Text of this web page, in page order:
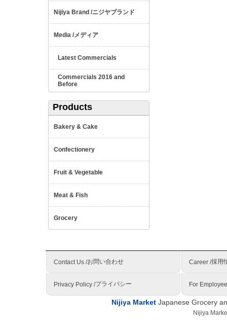
Nijiya Brand /ニジヤブランド
Media / メディア
Latest Commercials
Commercials 2016 and
Before
Products
Bakery & Cake
Confectionery
Fruit & Vegetable
Meat & Fish
Grocery
Contact Us /お問い合わせ Career /採用
Privacy Policy /プライバシー For
Nijiya MarketJapanese Grocery
Nijiya